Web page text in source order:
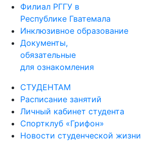
Филиал РГГУ в
Республике Гватемала
Инклюзивное образование
Документы,
обязательные
для ознакомления
СТУДЕНТАМ
Расписание занятий
Личный кабинет студента
Спортклуб «Грифон»
Новости студенческой жизни